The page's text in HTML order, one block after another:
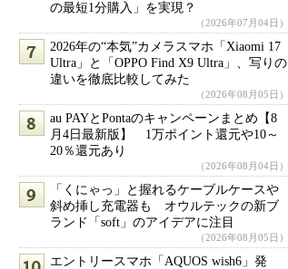
の最短1分購入」を実現？
（2026年07月04日）
2026年の“本気”カメラスマホ「Xiaomi 17
Ultra」と「OPPO Find X9 Ultra」、写りの
違いを徹底比較してみた
（2026年08月05日）
au PAYとPontaのキャンペーンまとめ【8
月4日最新版】 1万ポイント還元や10～
20％還元あり
（2026年08月04日）
「くにゃっ」と握れるケーブルケースや
斜め挿し充電器も オウルテックの新ブ
ランド「soft」のアイデアに注目
（2026年08月05日）
エントリースマホ「AQUOS wish6」発